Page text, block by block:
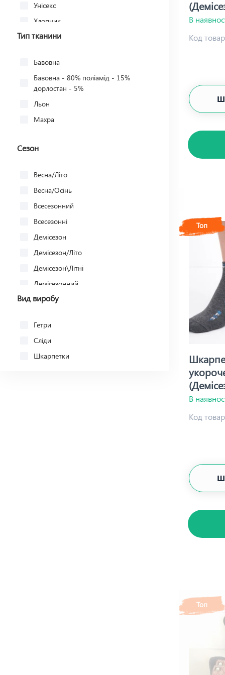
Новорічні малюнки
Однотон
Однотонні
Полоска
Полуничка, Зайчики
Смужка
Тваринний
Тваринний принт
Фруктовий принт
Шкарпетки з надписом
Шкарпетки з написом
Унісекс
Хлопчик
Чоловіча
Тип тканини
Бавовна
Бавовна - 80% поліамід - 15%
дорлостан - 5%
Льон
Махра
Сезон
Весна/Літо
Весна/Осінь
Всесезонний
Всесезонні
Демісезон
Демісезон/Літо
Демісезон\Літні
Демісезонний
Демісезонні
Літо
Літо, весна, осінь
Вид виробу
Гетри
Сліди
Шкарпетки
В
Код
Топ
В
Код
Топ